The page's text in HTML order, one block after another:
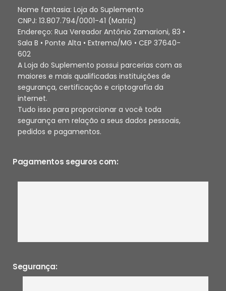
Nome fantasia: Loja do Suplemento
CNPJ: 13.807.794/0001-41 (Matriz)
Endereço: Rua Vereador Antônio Zamarioni, 83 •
Sala B • Ponte Alta • Extrema/MG • CEP 37640-
602
A Loja do Suplemento possui parcerias com as
maiores e mais qualificadas instituições de
segurança, certificação e criptografia da
internet.
Tudo isso para proporcionar a você toda
segurança em relação a seus dados pessoais,
pedidos e pagamentos.
Pagamentos seguros com:
Segurança: